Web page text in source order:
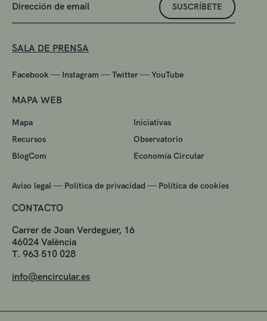
SUSCRÍBETE
SALA DE PRENSA
Facebook — Instagram —Twitter—YouTube
MAPA WEB
Mapa
Iniciativas
Recursos
Observatorio
BlogCom
Economía Circular
Aviso legal — Política de privacidad — Política de cookies
CONTACTO
Carrer de Joan Verdeguer, 16
46024 València
T. 963 510 028
info@encircular.es